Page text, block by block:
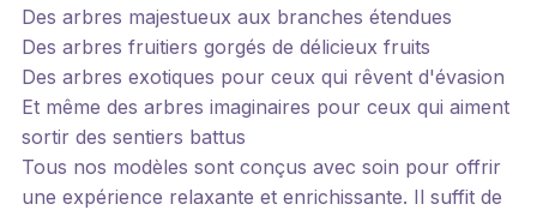
Des arbres majestueux aux branches étendues
Des arbres fruitiers gorgés de délicieux fruits
Des arbres exotiques pour ceux qui rêvent d'évasion
Et même des arbres imaginaires pour ceux qui aiment
sortir des sentiers battus
Tous nos modèles sont conçus avec soin pour offrir
une expérience relaxante et enrichissante. Il suffit de